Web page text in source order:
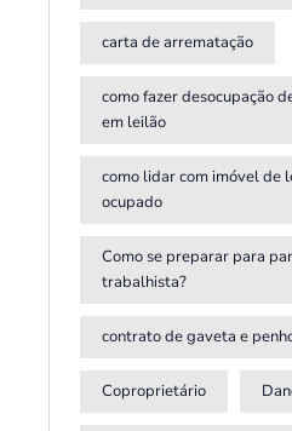
carta de arrematação
como fazer desocupação
em leilão
como lidar com imóvel de
ocupado
Como se preparar para
trabalhista?
contrato de gaveta e
Coproprietário